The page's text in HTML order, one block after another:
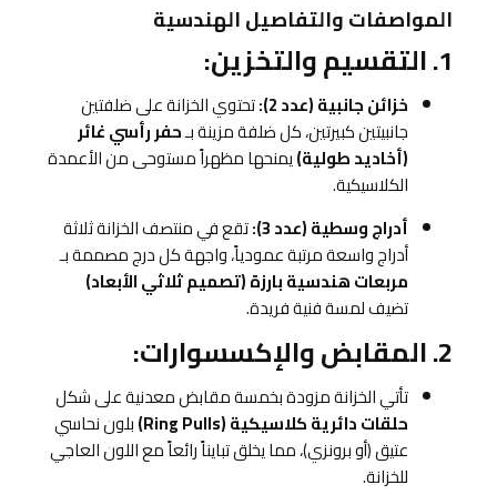
المواصفات والتفاصيل الهندسية
1. التقسيم والتخزين:
خزائن جانبية (عدد 2):
تحتوي الخزانة على ضلفتين
جانبيتين كبيرتين، كل ضلفة مزينة بـحفر رأسي غائر
(أخاديد طولية)يمنحها مظهراً مستوحى من الأعمدة
الكلاسيكية.
أدراج وسطية (عدد 3):
تقع في منتصف الخزانة ثلاثة
أدراج واسعة مرتبة عمودياً، واجهة كل درج مصممة بـ
مربعات هندسية بارزة (تصميم ثلاثي الأبعاد)
تضيف لمسة فنية فريدة.
2. المقابض والإكسسوارات:
تأتي الخزانة مزودة بخمسة مقابض معدنية على شكل
حلقات دائرية كلاسيكية (Ring Pulls)
بلون نحاسي
عتيق (أو برونزي)، مما يخلق تبايناً رائعاً مع اللون العاجي
للخزانة.